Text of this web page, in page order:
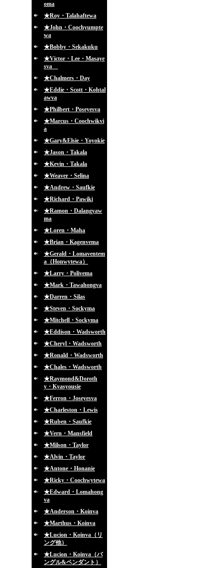
oma
★Roy・Talahaftewa
★John・Coochyumpte
wa
★Bobby・Sekakuku
★Victor・Lee・Masaye
sva
★Chalmers・Day
★Eddie・Scott・Kohtal
awva
★Philbert・Poseyesva
★Marcus・Coochwikvi
a
★Gary&Elsie・Yoyokie
★Jason・Takala
★Kevin・Takala
★Weaver・Selina
★Andrew・Saufkie
★Richard・Pawiki
★Ramon・Dalangyaw
ma
★Loren・Maha
★Brian・Kagenvema
★Gerald・Lomaventem
a（Honwytewa）
★Larry・Polivema
★Mark・Tawahongva
★Darren・Silas
★Steven・Sockyma
★Mitchell・Sockyma
★Eddison・Wadsworth
★Cheryl・Wadsworth
★Ronald・Wadsworth
★Chales・Wadsworth
★Raymond&Doroth
y・Kyasyousie
★Ferron・Joseyesva
★Charleston・Lewis
★Ruben・Saufkie
★Vern・Mansfield
★Milson・Taylor
★Alvin・Taylor
★Antone・Honanie
★Ricky・Coochwytewa
★Edward・Lomahong
va
★Anderson・Koinva
★Marthus・Koinva
★Lucion・Koinva（リ
ング他）
★Lucion・Koinva（バ
ングル&ペンダント）